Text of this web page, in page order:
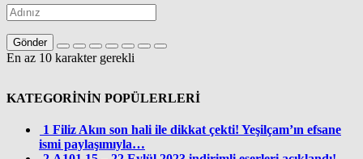
Gönder
En az 10 karakter gerekli
KATEGORİNİN POPÜLERLERİ
1 Filiz Akın son hali ile dikkat çekti! Yeşilçam’ın efsane
ismi paylaşımıyla…